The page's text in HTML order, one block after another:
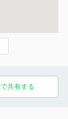
共有する